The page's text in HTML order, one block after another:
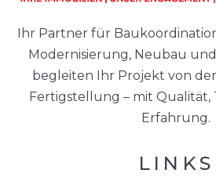
Ihr Partner für
Modernisierung, Neubau
begleiten Ihr Projekt von
Fertigstellung – mit Qualität,
Erfahrung.
LINKS